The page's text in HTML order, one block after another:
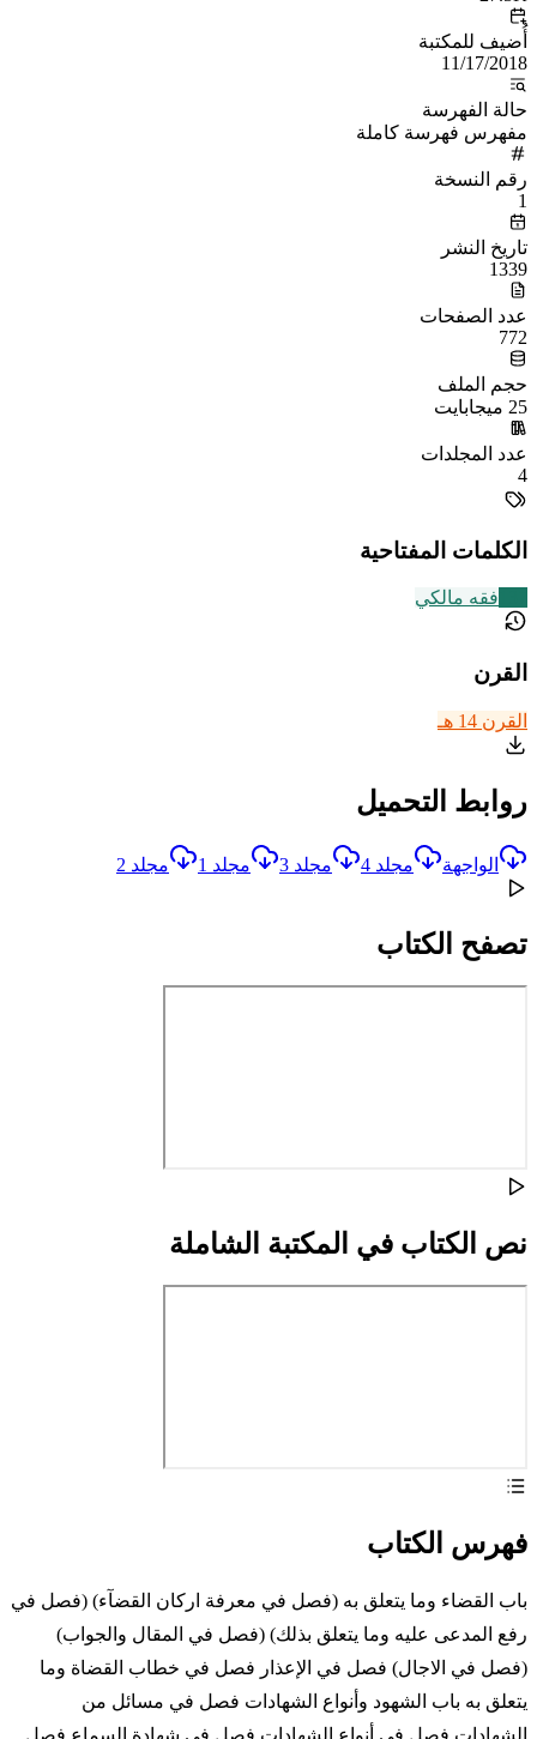
أُضيف للمكتبة
11/17/2018
حالة الفهرسة
مفهرس فهرسة كاملة
رقم النسخة
1
تاريخ النشر
1339
عدد الصفحات
772
حجم الملف
25 ميجابايت
عدد المجلدات
4
الكلمات المفتاحية
فقه مالكي
القرن
القرن 14 هـ
روابط التحميل
الواجهة مجلد 4 مجلد 3 مجلد 1 مجلد 2
تصفح الكتاب
نص الكتاب في المكتبة الشاملة
فهرس الكتاب
باب القضاء وما يتعلق به (فصل في معرفة اركان القضآء) (فصل في
رفع المدعى عليه وما يتعلق بذلك) (فصل في المقال والجواب)
(فصل في الاجال) فصل في الإعذار فصل في خطاب القضاة وما
يتعلق به باب الشهود وأنواع الشهادات فصل في مسائل من
الشهادات فصل في أنواع الشهادات فصل في شهادة السماع فصل